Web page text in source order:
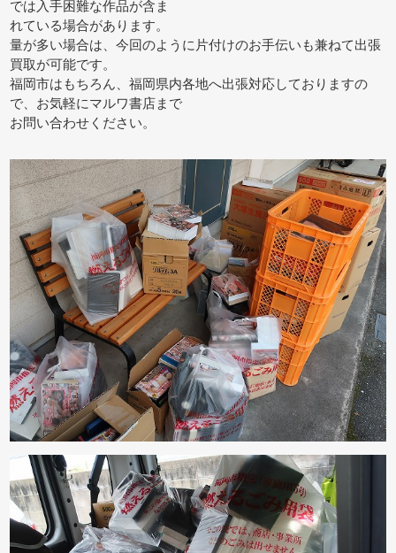
では入手困難な作品が含ま
れている場合があります。
量が多い場合は、今回のように片付けのお手伝いも兼ねて出張
買取が可能です。
福岡市はもちろん、福岡県内各地へ出張対応しておりますの
で、お気軽にマルワ書店まで
お問い合わせください。